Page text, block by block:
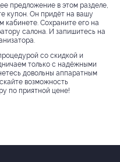
предложение в этом разделе,
купон. Он придёт на вашу
кабинете. Сохраните его на
салона. И запишитесь на
со скидкой и
только с надёжными
довольны аппаратным
возможность
по приятной цене!